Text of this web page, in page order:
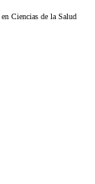
Ciencias de la Salud